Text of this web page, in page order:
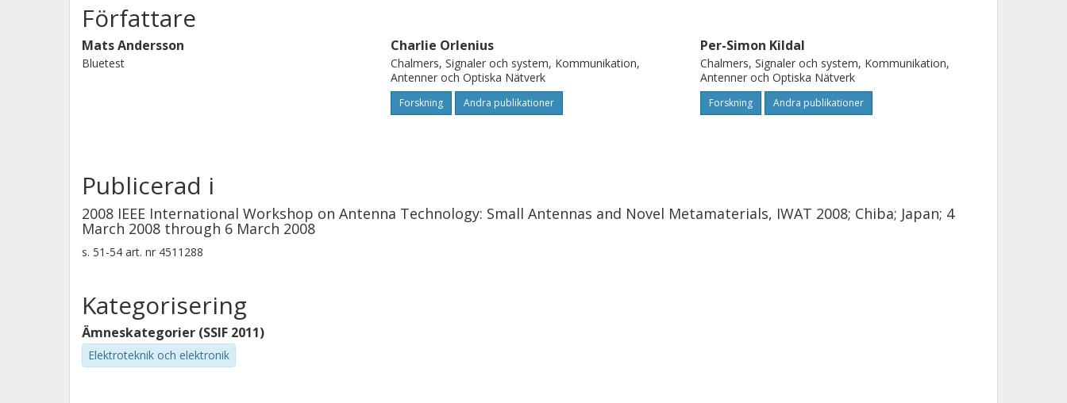
agreement to TIS measurements in anechoic chambers is shown to be good.
Författare
Mats Andersson
Bluetest
Charlie Orlenius
Chalmers, Signaler och system, Kommunikation,
Antenner och Optiska Nätverk
Forskning Andra publikationer
Per-Simon Kildal
Chalmers, Signaler och system, Kommunikation,
Antenner och Optiska Nätverk
Forskning Andra publikationer
Publicerad i
2008 IEEE International Workshop on Antenna Technology: Small Antennas and Novel Metamaterials, IWAT 2008; Chiba; Japan; 4
March 2008 through 6 March 2008
s. 51-54 art. nr 4511288
Kategorisering
Ämneskategorier (SSIF 2011)
Elektroteknik och elektronik